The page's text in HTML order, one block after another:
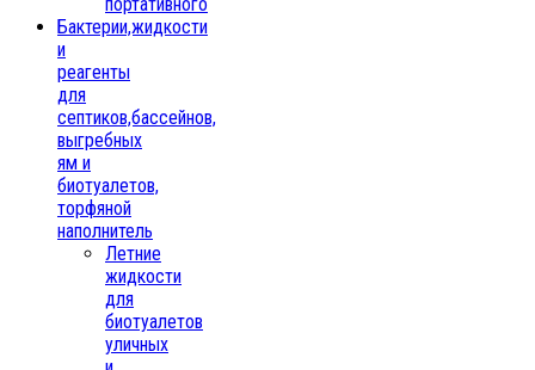
Бактерии,жидкости
и
реагенты
для
септиков,бассейнов,
выгребных
ям и
биотуалетов,
торфяной
наполнитель
Летние
жидкости
для
биотуалетов
уличных